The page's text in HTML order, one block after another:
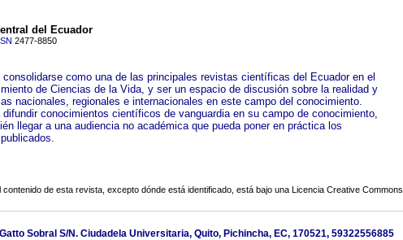
del Ecuador
2477-8850
como una de las principales revistas científicas del Ecuador en el
de Ciencias de la Vida, y ser un espacio de discusión sobre la realidad y
nacionales, regionales e internacionales en este campo del conocimiento.
conocimientos científicos de vanguardia en su campo de conocimiento,
llegar a una audiencia no académica que pueda poner en práctica los
contenido de esta revista, excepto dónde está identificado, está bajo una Licencia Creative Commons
Sobral S/N. Ciudadela Universitaria, Quito, Pichincha, EC, 170521, 59322556885